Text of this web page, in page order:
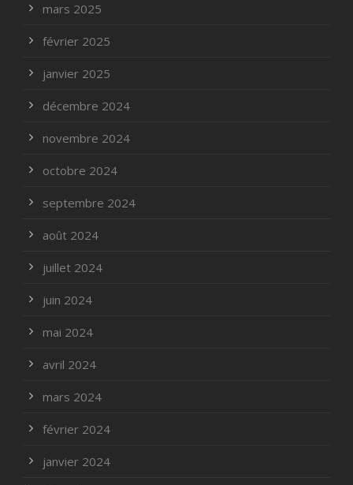
mars 2025
février 2025
janvier 2025
décembre 2024
novembre 2024
octobre 2024
septembre 2024
août 2024
juillet 2024
juin 2024
mai 2024
avril 2024
mars 2024
février 2024
janvier 2024